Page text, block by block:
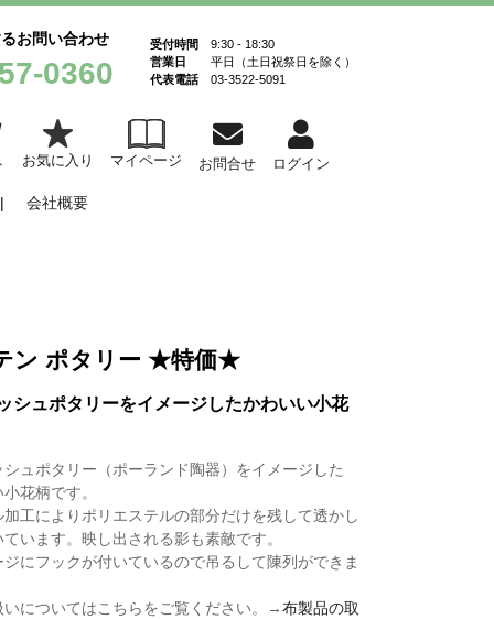
お問い合わせ
0360
受付時間 9:30 - 18:30
営業日 平日（土日祝祭日を除く）
代表電話 03-3522-5091
お気に入り マイページ お問合せ ログイン
会社概要
ン ポタリー ★特価★
シュポタリーをイメージしたかわいい小花
シュポタリー（ポーランド陶器）をイメージした
花柄です。
加工によりポリエステルの部分だけを残して透かし
います。映し出される影も素敵です。
にフックが付いているので吊るして陳列ができま
いについてはこちらをご覧ください。→布製品の取